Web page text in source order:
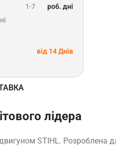
1-7 роб. дні
від 14 Днів
лідера
STIHL. Розроблена